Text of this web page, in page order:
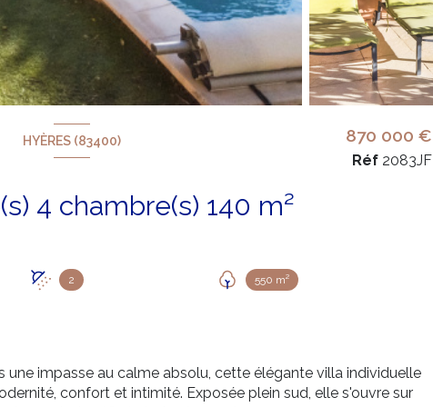
HYÈRES (83400)
Villa 5 pièce(s) 4 chambre(s) 140 m²
2 550 m²
870 000 €
Réf 2083JF
une impasse au calme absolu, cette élégante villa individuelle
confort et intimité. Exposée plein sud, elle s'ouvre sur